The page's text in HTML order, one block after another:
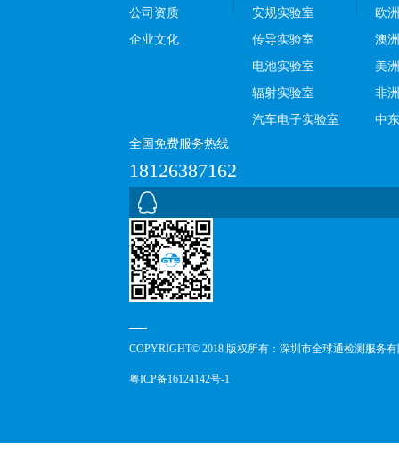
公司资质
企业文化
安规实验室
传导实验室
电池实验室
辐射实验室
汽车电子实验室
欧洲
澳洲
美洲
非洲
中东
全国免费服务热线
18126387162
COPYRIGHT© 2018 版权所有：深圳市全球通检测服务
粤ICP备16124142号-1